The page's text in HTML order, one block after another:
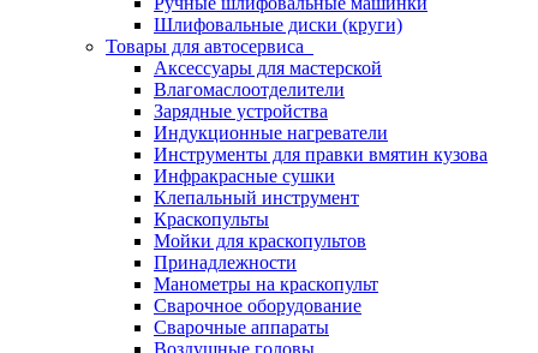
Шлифовальные диски (круги)
Товары для автосервиса
Аксессуары для мастерской
Влагомаслоотделители
Зарядные устройства
Индукционные нагреватели
Инструменты для правки вмятин кузова
Инфракрасные сушки
Клепальный инструмент
Краскопульты
Мойки для краскопультов
Принадлежности
Манометры на краскопульт
Сварочное оборудование
Сварочные аппараты
Воздушные головы